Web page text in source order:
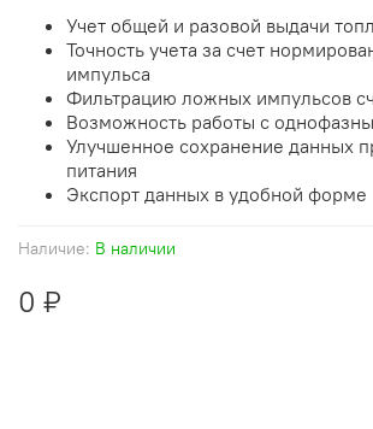
Наличие: В наличии
0 ₽
Учет общей и разовой выдачи
Точность учета за счет
импульса
Фильтрацию ложных импульсов
Возможность работы с
Улучшенное сохранение данных
питания
Экспорт данных в удобной форме